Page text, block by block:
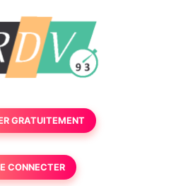
GRATUITEMENT
CONNECTER